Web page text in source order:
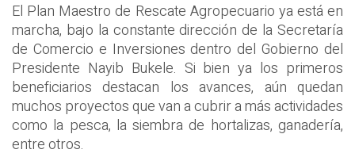
El Plan Maestro de Rescate Agropecuario ya está en
marcha, bajo la constante dirección de la Secretaría
de Comercio e Inversiones dentro del Gobierno del
Presidente Nayib Bukele. Si bien ya los primeros
beneficiarios destacan los avances, aún quedan
muchos proyectos que van a cubrir a más actividades
como la pesca, la siembra de hortalizas, ganadería,
entre otros.